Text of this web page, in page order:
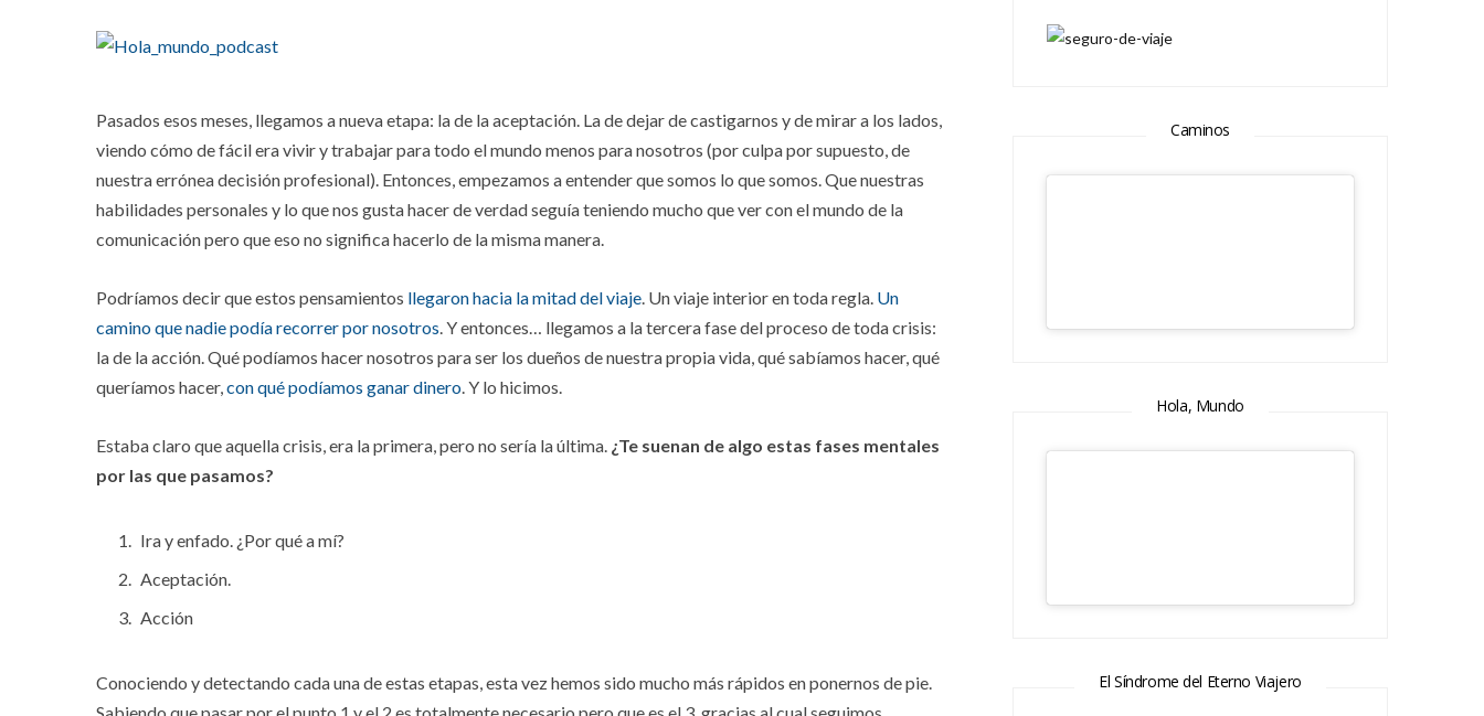
Pasados esos meses, llegamos a nueva etapa: la de la aceptación. La de dejar de castigarnos y de mirar a los lados,
viendo cómo de fácil era vivir y trabajar para todo el mundo menos para nosotros (por culpa por supuesto, de
nuestra errónea decisión profesional). Entonces, empezamos a entender que somos lo que somos. Que nuestras
habilidades personales y lo que nos gusta hacer de verdad seguía teniendo mucho que ver con el mundo de la
comunicación pero que eso no significa hacerlo de la misma manera.
Podríamos decir que estos pensamientos llegaron hacia la mitad del viaje . Un viaje interior en toda regla. Un
camino que nadie podía recorrer por nosotros . Y entonces… llegamos a la tercera fase del proceso de toda crisis:
la de la acción. Qué podíamos hacer nosotros para ser los dueños de nuestra propia vida, qué sabíamos hacer, qué
queríamos hacer, con qué podíamos ganar dinero . Y lo hicimos.
Estaba claro que aquella crisis, era la primera, pero no sería la última. ¿Te suenan de algo estas fases mentales
por las que pasamos?
Ira y enfado. ¿Por qué a mí?
Aceptación.
Acción
Conociendo y detectando cada una de estas etapas, esta vez hemos sido mucho más rápidos en ponernos de pie.
Caminos
Hola, Mundo
El Síndrome del Eterno Viajero